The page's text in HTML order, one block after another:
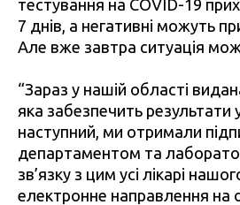
тестування на COVID-19
7 днів, а негативні можуть
Але вже завтра ситуація
“Зараз у нашій області
яка забезпечить результати
наступний, ми отримали
департаментом та
зв’язку з цим усі лікарі
електронне направлення на